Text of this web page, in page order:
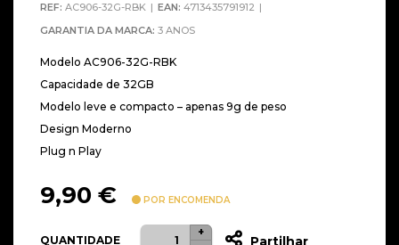
REF: AC906-32G-RBK EAN: 4713435791912
GARANTIA DA MARCA: 3 ANOS
Modelo AC906-32G-RBK
Capacidade de 32GB
Modelo leve e compacto – apenas 9g de peso
Design Moderno
Plug n Play
9,90 € POR ENCOMENDA
QUANTIDADE
Quantidade
+
Partilhar